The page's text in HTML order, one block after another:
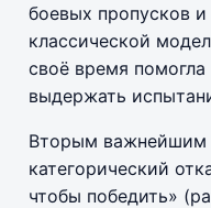
боевых пропусков
классической
своё время
выдержать
Вторым важнейшим
категорический
чтобы победить»